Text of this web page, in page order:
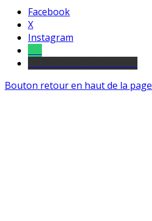
Facebook
X
Instagram
Bouton retour en haut de la page